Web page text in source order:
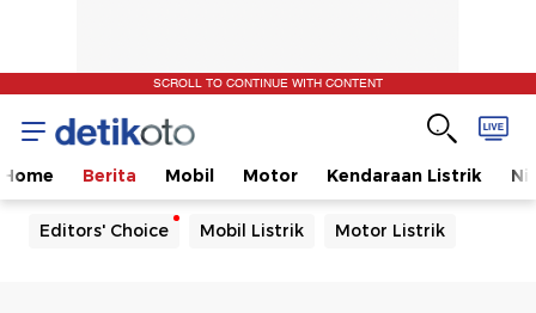
SCROLL TO CONTINUE WITH CONTENT
Home Berita Mobil Motor Kendaraan Listrik
Editors' Choice Mobil Listrik Motor Listrik